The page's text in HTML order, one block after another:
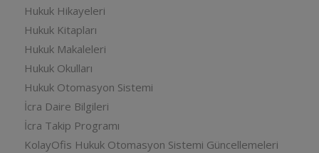
Hukuk Hikayeleri
Hukuk Kitapları
Hukuk Makaleleri
Hukuk Okulları
Hukuk Otomasyon Sistemi
İcra Daire Bilgileri
İcra Takip Programı
KolayOfis Hukuk Otomasyon Sistemi Güncellemeleri